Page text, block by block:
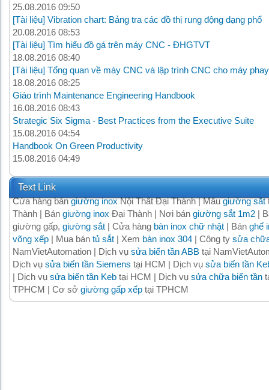
25.08.2016 09:50
[Tài liệu] Vibration chart: Bảng tra các đồ thị rung động dạng phổ
20.08.2016 08:53
[Tài liệu] Tìm hiểu đồ gá trên máy CNC - ĐHGTVT
18.08.2016 08:40
[Tài liệu] Tổng quan về máy CNC và lập trình CNC cho máy
18.08.2016 08:25
Giáo trình Maintenance Engineering Handbook
16.08.2016 08:43
Strategic Six Sigma - Best Practices from the Executive Suite
15.08.2016 04:54
Handbook On Green Productivity
15.08.2016 04:49
Text Link
Cửa hàng bángiường inoxNội Thất Đại Thành | Mẫugiường sắt
Thành | Bán giường inox Đại Thành | Nơi bán giường sắt 1m2 |
giường gấp, giường sắt | Cửa hàng bàn inox chữ nhật | Bán ghế
võng xếp | Mua bán tủ sắt | Xem bàn inox 304 | Công ty sửa
NamVietAutomation | Dịch vụ sửa biến tần ABB tại
Dịch vụ sửa biến tần Siemens tại HCM | Dịch vụ sửa biến tần
| Dịch vụ sửa biến tần Keb tại HCM | Dịch vụ sửa chữa biến tần
TPHCM | Cơ sở giường gấp xếp tại TPHCM